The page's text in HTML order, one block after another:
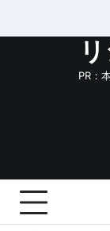
PR：